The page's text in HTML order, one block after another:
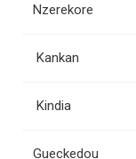
Nzerekore
Kankan
Kindia
Gueckedou